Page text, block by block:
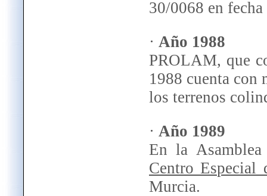
30/0068 en
· Año 1988
PROLAM, que
1988 cuenta con
los terrenos
· Año 1989
En la
Centro Especial
Murcia.